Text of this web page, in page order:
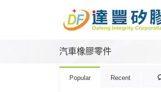
汽車橡膠零件
Popular Recent